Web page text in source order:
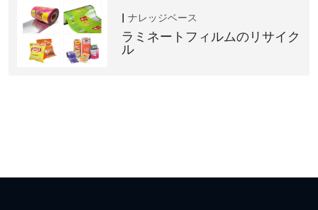
ナレッジベース
ラミネートフィルムのリサイク
ル